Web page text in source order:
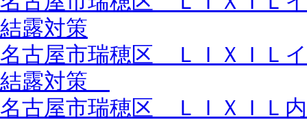
結露対策
名古屋市瑞穂区 ＬＩＸＩ
結露対策
名古屋市瑞穂区 ＬＩＸＩ